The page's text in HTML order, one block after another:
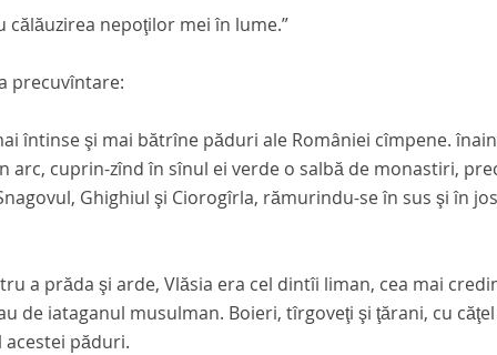
călăuzirea nepoţilor mei în lume.”
precuvîntare:
întinse şi mai bătrîne păduri ale României cîmpene.
arc, cuprin-zînd în sînul ei verde o salbă de monastiri,
Ghighiul şi Ciorogîrla, rămurindu-se în sus şi în
a prăda şi arde, Vlăsia era cel dintîi liman, cea mai
de iataganul musulman. Boieri, tîrgoveţi şi ţărani, cu
acestei păduri.